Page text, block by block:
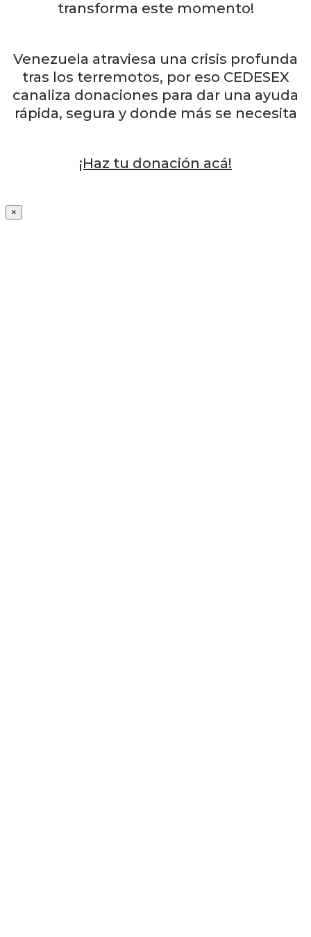
transforma este momento!
Venezuela atraviesa una crisis profunda
tras los terremotos, por eso CEDESEX
canaliza donaciones para dar una ayuda
rápida, segura y donde más se necesita
¡Haz tu donación acá!
×